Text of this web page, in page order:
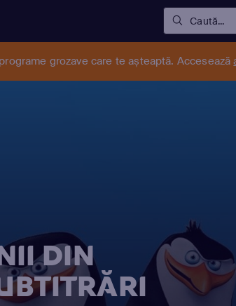
Caută...
grozave care te așteaptă. Accesează
DIN